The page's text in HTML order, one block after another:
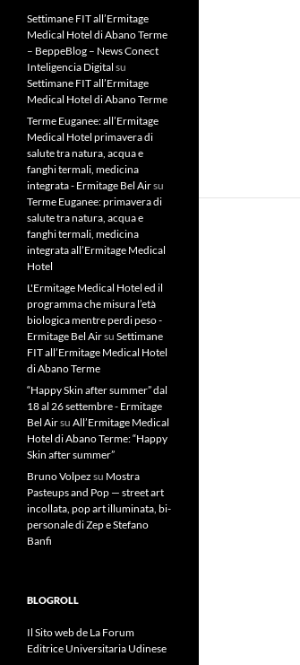
Settimane FIT all’Ermitage
Medical Hotel di Abano Terme
– BeppeBlog – News Conect
Inteligencia Digital su
Settimane FIT all’Ermitage
Medical Hotel di Abano Terme
Terme Euganee: all’Ermitage
Medical Hotel primavera di
salute tra natura, acqua e
fanghi termali, medicina
integrata - Ermitage Bel Airsu
Terme Euganee: primavera di
salute tra natura, acqua e
fanghi termali, medicina
integrata all’Ermitage Medical
Hotel
L'Ermitage Medical Hotel ed il
programma che misura l’età
biologica mentre perdi peso -
Ermitage Bel Airsu Settimane
FIT all’Ermitage Medical Hotel
di Abano Terme
“Happy Skin after summer” dal
18 al 26 settembre - Ermitage
Bel Airsu All’Ermitage Medical
Hotel di Abano Terme: “Happy
Skin after summer”
Bruno Volpez su Mostra
Pasteups and Pop — street art
incollata, pop art illuminata, bi-
personale di Zep e Stefano
Banfi
BLOGROLL
Il Sito web de La Forum
Editrice Universitaria Udinese